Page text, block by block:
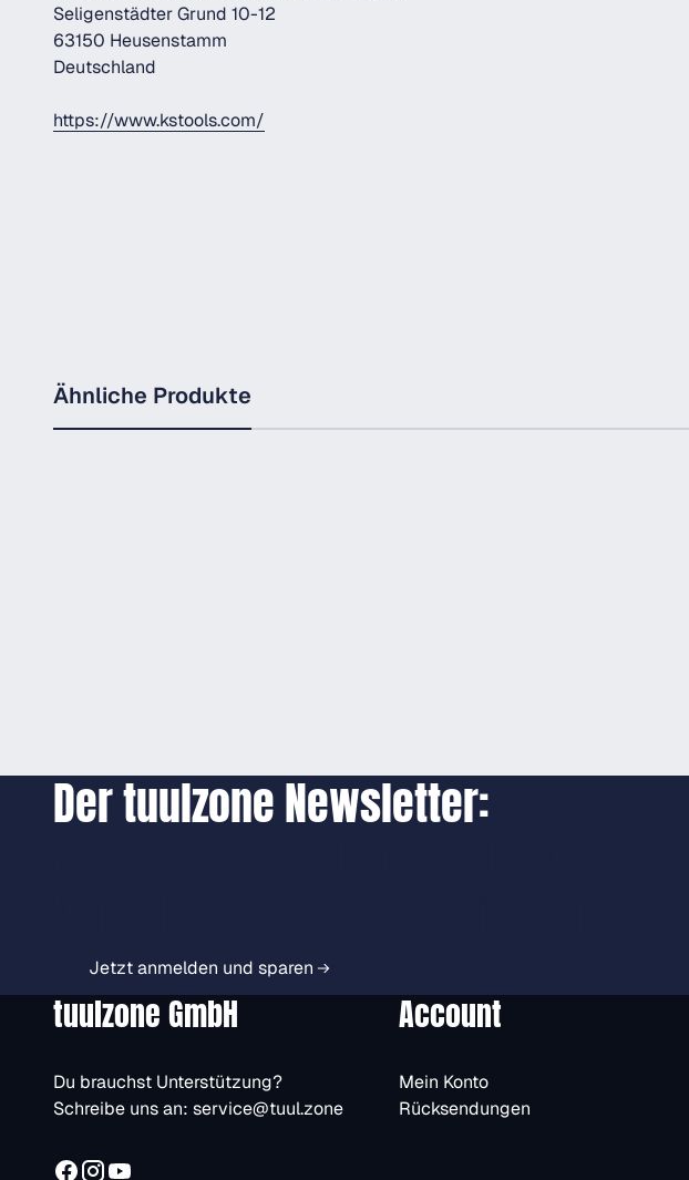
Seligenstädter Grund 10-12
63150 Heusenstamm
Deutschland
https://www.kstools.com/
Ähnliche Produkte
Der tuulzone Newsletter:
Jetzt anmelden und sparen
tuulzone GmbH
Du brauchst Unterstützung?
Schreibe uns an: service@tuul.zone
Account
Mein Konto
Rücksendungen